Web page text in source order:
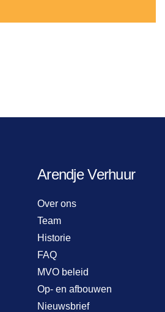
Arendje Verhuur
Over ons
Team
Historie
FAQ
MVO beleid
Op- en afbouwen
Nieuwsbrief